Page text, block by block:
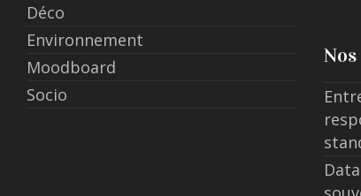
Déco
Environnement
Moodboard
Socio